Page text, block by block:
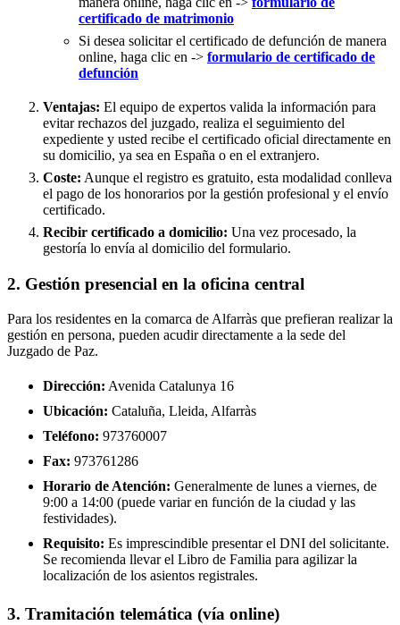
certificado de matrimonio
Si desea solicitar el certificado de defunción de manera
online, haga clic en -> formulario de certificado de
defunción
Ventajas: El equipo de expertos valida la información para
evitar rechazos del juzgado, realiza el seguimiento del
expediente y usted recibe el certificado oficial directamente en
su domicilio, ya sea en España o en el extranjero.
Coste: Aunque el registro es gratuito, esta modalidad conlleva
el pago de los honorarios por la gestión profesional y el envío
certificado.
Recibir certificado a domicilio: Una vez procesado, la
gestoría lo envía al domicilio del formulario.
2. Gestión presencial en la oficina central
Para los residentes en la comarca de Alfarràs que prefieran realizar la
gestión en persona, pueden acudir directamente a la sede del
Juzgado de Paz.
Dirección: Avenida Catalunya 16
Ubicación: Cataluña, Lleida, Alfarràs
Teléfono: 973760007
Fax: 973761286
Horario de Atención: Generalmente de lunes a viernes, de
9:00 a 14:00 (puede variar en función de la ciudad y las
festividades).
Requisito: Es imprescindible presentar el DNI del solicitante.
Se recomienda llevar el Libro de Familia para agilizar la
localización de los asientos registrales.
3. Tramitación telemática (vía online)